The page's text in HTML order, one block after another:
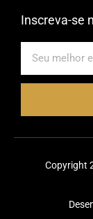
r
m
o
e
t
p
Inscreva-se
Copyright